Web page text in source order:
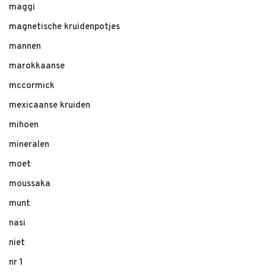
maggi
magnetische kruidenpotjes
mannen
marokkaanse
mccormick
mexicaanse kruiden
mihoen
mineralen
moet
moussaka
munt
nasi
niet
nr 1